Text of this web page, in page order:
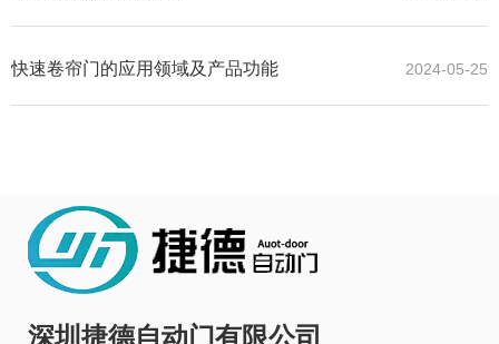
2024-05-25
快速卷帘门的应用领域及产品功能
深圳捷德自动门有限公司